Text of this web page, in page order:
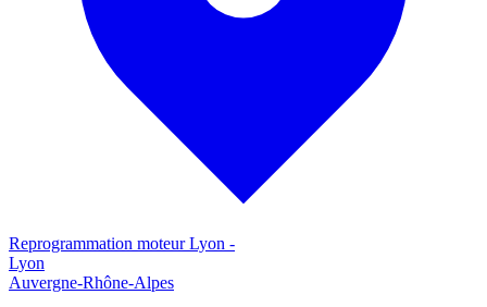
Reprogrammation moteurLyon -
Lyon
Auvergne-Rhône-Alpes